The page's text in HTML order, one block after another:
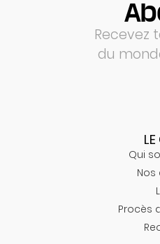
Recevez
du
Qui
Nos
Procès